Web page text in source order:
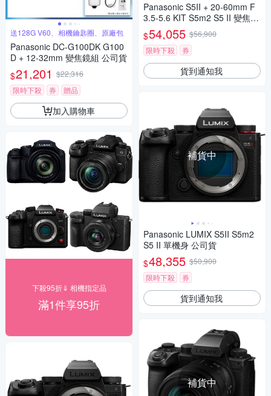
送128G V60、相機鑰匙圈、原廠包
Panasonic DC-G100DK G100
D + 12-32mm 變焦鏡組 公司貨
$21,201 $22,316
限時下殺
券 贈品
加入購物車
下殺95折⇓ 相機指定品
滿1件享95折
Panasonic S5II + 20-60mm F
3.5-5.6 KIT S5m2 S5 II 變焦鏡
組 公司貨
$54,055 $56,900
限時下殺
券
貨到通知我
補貨中
Panasonic LUMIX S5II S5m2
S5 II 單機身 公司貨
$48,355 $50,900
限時下殺
券
貨到通知我
補貨中